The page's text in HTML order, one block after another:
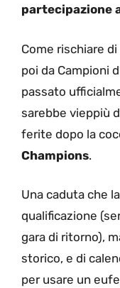
partecipazione
Come rischiare
poi da Campioni
passato
sarebbe vieppiù
ferite dopo la
Champions.
Una caduta che
qualificazione
gara di ritorno),
storico, e di
per usare un